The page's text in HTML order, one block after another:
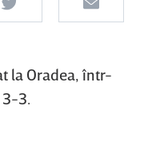
la Oradea, într-
3.